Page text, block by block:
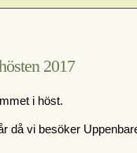
2017
i höst.
då vi besöker